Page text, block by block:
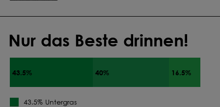
Nur das Beste drinnen!
43.5% 40% 16.5%
43.5% Untergras